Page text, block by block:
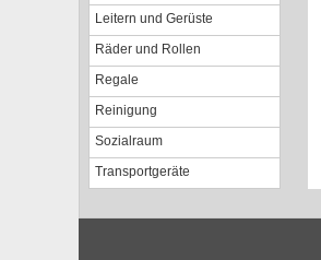
Leitern und Gerüste
Räder und Rollen
Regale
Reinigung
Sozialraum
Transportgeräte